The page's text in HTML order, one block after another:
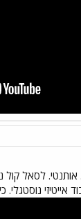
נוסטגלי.